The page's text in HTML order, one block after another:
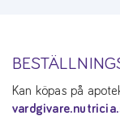
Kan köpas på